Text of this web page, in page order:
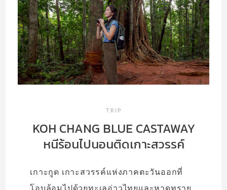
TRIP
KOH CHANG BLUE CASTAWAY
หนีร้อนไปนอนติดเกาะสวรรค์
เกาะกูด เกาะสวรรค์แห่งภาคตะวันออกที่